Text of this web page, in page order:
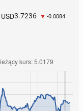
USD3.7236 -0.0084